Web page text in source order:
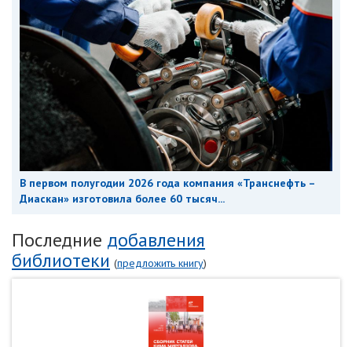
В первом полугодии 2026 года компания «Транснефть –
Диаскан» изготовила более 60 тысяч...
Последние добавления
библиотеки (предложить книгу)